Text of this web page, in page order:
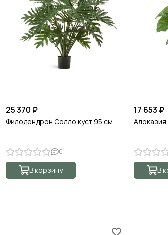
25 370 ₽
Филодендрон Селло куст 95 см
0
В корзину
17 653 ₽
Алоказия
В